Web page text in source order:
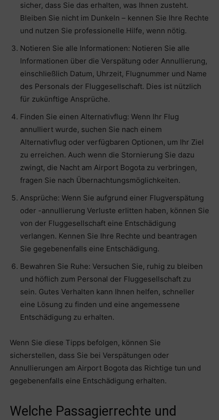
sicher, dass Sie das erhalten, was Ihnen zusteht.
Bleiben Sie nicht im Dunkeln – kennen Sie Ihre Rechte
und nutzen Sie professionelle Hilfe, wenn nötig.
Notieren Sie alle Informationen: Notieren Sie alle
Informationen über die Verspätung oder Annullierung,
einschließlich Datum, Uhrzeit, Flugnummer und Name
des Personals der Fluggesellschaft. Dies ist nützlich
für zukünftige Ansprüche.
Finden Sie einen Alternativflug: Wenn Ihr Flug
annulliert wurde, suchen Sie nach einem
Alternativflug oder verfügbaren Optionen, um Ihr Ziel
zu erreichen. Auch wenn die Stornierung Sie dazu
zwingt, die Nacht am Airport Bogota zu verbringen,
fragen Sie nach Übernachtungsmöglichkeiten.
Ansprüche: Wenn Sie aufgrund einer Flugverspätung
oder -annullierung Verluste erlitten haben, können Sie
von der Fluggesellschaft eine Entschädigung
verlangen. Kennen Sie Ihre Rechte und beantragen
Sie gegebenenfalls eine Entschädigung.
Bewahren Sie Ruhe: Versuchen Sie, ruhig zu bleiben
und höflich zum Personal der Fluggesellschaft zu
sein. Gutes Verhalten kann Ihnen helfen, schneller
eine Lösung zu finden und eine angemessene
Entschädigung zu erhalten.
Wenn Sie diese Tipps befolgen, können Sie
sicherstellen, dass Sie bei Verspätungen oder
Annullierungen am Airport Bogota das Richtige tun und
gegebenenfalls eine Entschädigung erhalten.
Welche Passagierrechte und